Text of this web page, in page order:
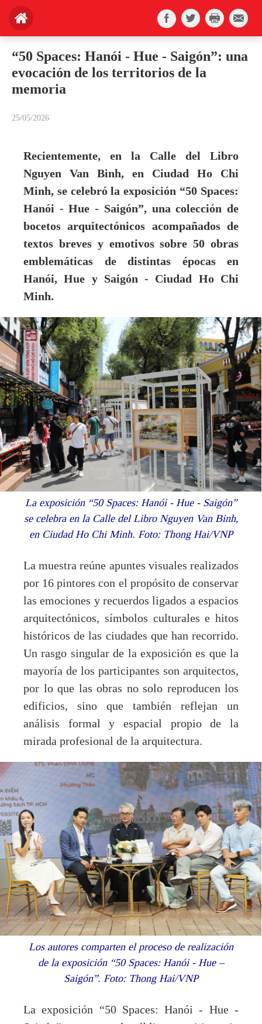
“50 Spaces: Hanói - Hue - Saigón”: una
evocación de los territorios de la
memoria
25/05/2026
Recientemente, en la Calle del Libro
Nguyen Van Binh, en Ciudad Ho Chi
Minh, se celebró la exposición “50 Spaces:
Hanói - Hue - Saigón”, una colección de
bocetos arquitectónicos acompañados de
textos breves y emotivos sobre 50 obras
emblemáticas de distintas épocas en
Hanói, Hue y Saigón - Ciudad Ho Chi
Minh.
La exposición “50 Spaces: Hanói - Hue - Saigón”
se celebra en la Calle del Libro Nguyen Van Binh,
en Ciudad Ho Chi Minh. Foto: Thong Hai/VNP
La muestra reúne apuntes visuales realizados
por 16 pintores con el propósito de conservar
las emociones y recuerdos ligados a espacios
arquitectónicos, símbolos culturales e hitos
históricos de las ciudades que han recorrido.
Un rasgo singular de la exposición es que la
mayoría de los participantes son arquitectos,
por lo que las obras no solo reproducen los
edificios, sino que también reflejan un
análisis formal y espacial propio de la
mirada profesional de la arquitectura.
Los autores comparten el proceso de realización
de la exposición “50 Spaces: Hanói - Hue –
Saigón”. Foto: Thong Hai/VNP
La exposición “50 Spaces: Hanói - Hue -